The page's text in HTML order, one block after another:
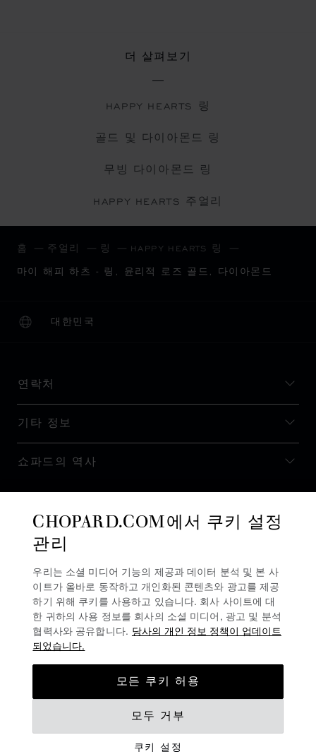
더 살펴보기
HAPPY HEARTS 링
골드 및 다이아몬드 링
무빙 다이아몬드 링
HAPPY HEARTS 주얼리
홈 주얼리 링 HAPPY HEARTS 링
마이 해피 하츠 - 링, 윤리적 로즈 골드, 다이아몬드
대한민국
현지화(국가 변경)
국가 변경
연락처
기타 정보
쇼파드의 역사
뉴스레터 구독
개인정보 보호정책
CHOPARD.COM에서 쿠키 설정
관리
우리는 소셜 미디어 기능의 제공과 데이터 분석 및 본 사
이트가 올바로 동작하고 개인화된 콘텐츠와 광고를 제공
하기 위해 쿠키를 사용하고 있습니다. 회사 사이트에 대
한 귀하의 사용 정보를 회사의 소셜 미디어, 광고 및 분석
협력사와 공유합니다. 당사의 개인 정보 정책이 업데이트
되었습니다.
쿠키 설정
모두 거부
모든 쿠키 허용